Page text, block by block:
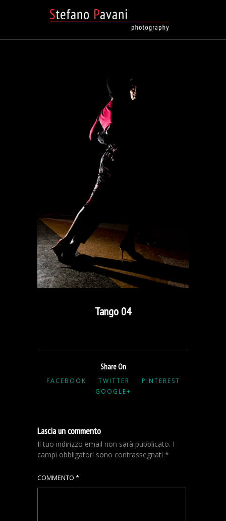
Tango 04
Share On
FACEBOOK TWITTER
PINTEREST
GOOGLE+
Lascia un commento
Il tuo indirizzo email non sarà pubblicato. I
campi obbligatori sono contrassegnati *
COMMENTO *